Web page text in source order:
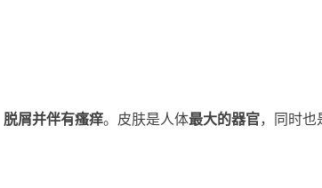
屑并伴有瘙痒。皮肤是人体最大的器官，同时也